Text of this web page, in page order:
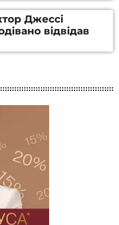
Джессі
відвідав